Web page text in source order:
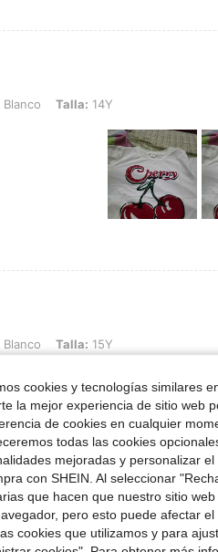
14Y
Blanco Talla: 14Y
15Y
Blanco Talla: 15Y
Más Reseñas
cookies y tecnologías similares
la mejor experiencia de sitio web
de cookies en cualquier
todas las cookies
mejoradas y personalizar
con SHEIN. Al seleccionar
que hacen que nuestro sitio
pero esto puede afectar
cookies que utilizamos y para